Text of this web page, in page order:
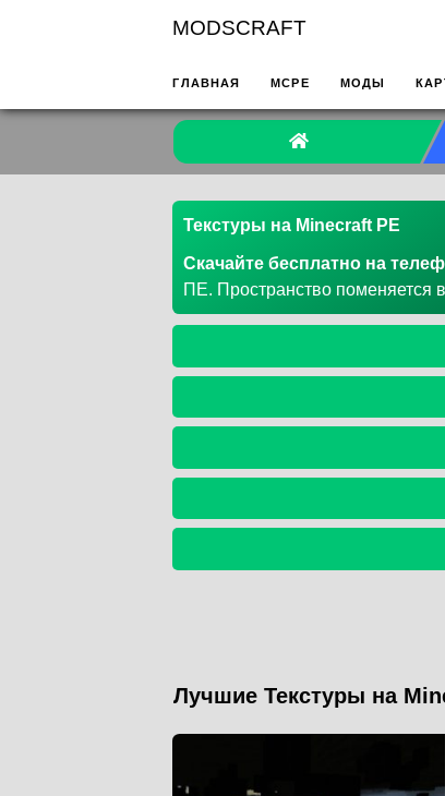
MODSCRAFT
ГЛАВНАЯ MCPE МОДЫ
Текстуры на Minecraft PE
Скачайте бесплатно на
ПЕ. Пространство поменяется
Лучшие Текстуры на